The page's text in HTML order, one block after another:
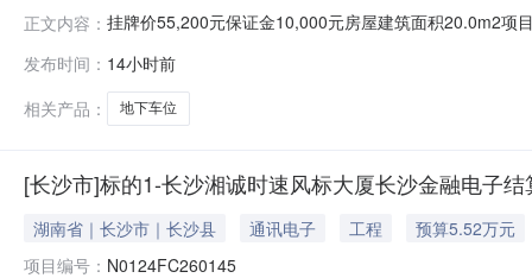
正文内容： 挂牌价55,200元保证金10,000元房屋建筑面积20.0m2项
地下车位5号基本属性房屋建筑面积约（㎡）20.00套内
发布时间： 14小时前
相关产品：
地下车位
[长沙市]标的1-长沙湘诚时速风标大厦长沙金融电子
湖南省｜长沙市｜长沙县 通讯电子 工程
预算5.52万元
项目编号： N0124FC260145